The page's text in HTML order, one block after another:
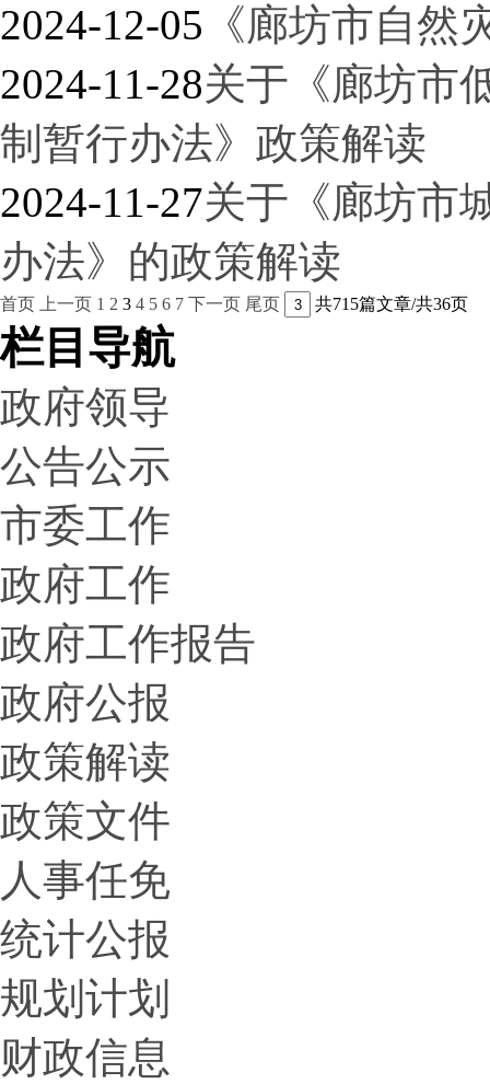
2024-12-05 《廊坊市自然
2024-11-28关于《廊坊市
制暂行办法》政策解读
2024-11-27关于《廊坊市
办法》的政策解读
首页 上一页 1 2 3 4 5 6 7 下一页 尾页 共715篇文章/共36页
栏目导航
政府领导
公告公示
市委工作
政府工作
政府工作报告
政府公报
政策解读
政策文件
人事任免
统计公报
规划计划
财政信息